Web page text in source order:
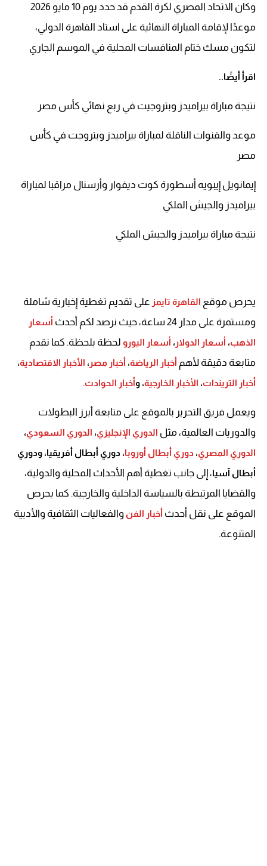
وكان الاتحاد المصري لكرة القدم قد حدد يوم 10 مايو 2026
موعدًا لإقامة المباراة النهائية على استاد القاهرة الدولي،
لتكون مسك ختام المنافسات المحلية في الموسم الجاري
اقرأ أيضًا..
نتيجة مباراة بيراميدز وبتروجيت في ربع نهائي كأس مصر
موعد والقنوات الناقلة لمباراة بيراميدز وبتروجت في كأس
مصر
إيمانويل إيبويه أسطورة كوت ديفوار وأرسنال مراقبا لمباراة
بيراميدز والجيش الملكي
نتيجة مباراة بيراميدز والجيش الملكي
يحرص موقع القاهرة تايمز على تقديم تغطية إخبارية شاملة
ومستمرة على مدار 24 ساعة، حيث نرصد لكم أحدث
أسعار
الذهب، أسعار الدولار ، أسعار اليورولحظة بلحظة. كما نقدم
متابعة دقيقة لأهم أخبار الرياضة، أخبار مصر ، الأخبار الاقتصادية،
أخبار التريندات، الأخبار الخارجية، وأخبار الحوادث.
ويعمل فريق التحرير بالموقع على متابعة أبرز البطولات
والدوريات العالمية، مثل الدوري الإنجليزي، الدوري السعودي،
الدوري المصري، دوري أبطال أوروبا، دوري أبطال أفريقيا، ودوري
أبطال آسيا، إلى جانب تغطية أهم الأحداث المحلية والدولية،
والقضايا المرتبطة بالسياسة الداخلية والخارجية. كما يحرص
الموقع على نقل أحدث أخبار الفن والفعاليات الثقافية والأدبية
المتنوعة.